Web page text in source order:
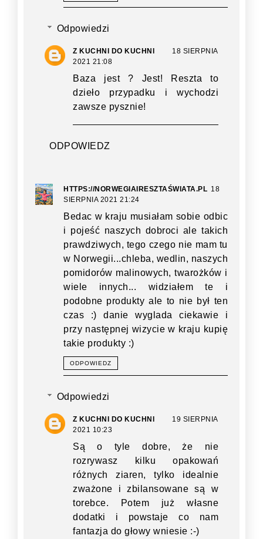
Odpowiedzi
Z KUCHNI DO KUCHNI
18 SIERPNIA
2021 21:08
Baza jest ? Jest! Reszta to
dzieło przypadku i wychodzi
zawsze pysznie!
ODPOWIEDZ
HTTPS://NORWEGIAIRESZTAŚWIATA.PL 18
SIERPNIA 2021 21:24
Bedac w kraju musiałam sobie odbic
i pojeść naszych dobroci ale takich
prawdziwych, tego czego nie mam tu
w Norwegii...chleba, wedlin, naszych
pomidorów malinowych, twarożków i
wiele innych... widziałem te i
podobne produkty ale to nie był ten
czas :) danie wyglada ciekawie i
przy następnej wizycie w kraju kupię
takie produkty :)
ODPOWIEDZ
Odpowiedzi
Z KUCHNI DO KUCHNI
19 SIERPNIA
2021 10:23
Są o tyle dobre, że nie
rozrywasz kilku opakowań
różnych ziaren, tylko idealnie
zważone i zbilansowane są w
torebce. Potem już własne
dodatki i powstaje co nam
fantazja do głowy wniesie :-)